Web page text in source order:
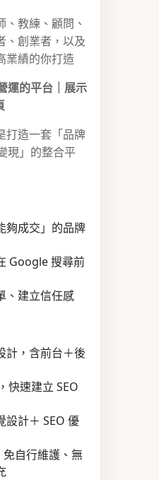
教練、顧問、
、創業者，以及
業績的你打造
運的平台｜展示
打造一套「品牌
現」的整合平
夠成交」的品牌
Google 搜尋前
、建立信任感
計，含前台＋後
快速建立 SEO
設計＋ SEO 優
免自行維護、無